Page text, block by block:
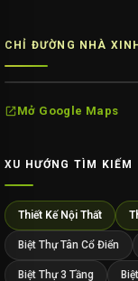
CHỈ ĐƯỜNG NHÀ
Mở Google Maps
XU HƯỚNG TÌM KIẾM
Thiết Kế Nội Thất
Biệt Thự Tân Cổ Điển
Biệt Thự 3 Tầng